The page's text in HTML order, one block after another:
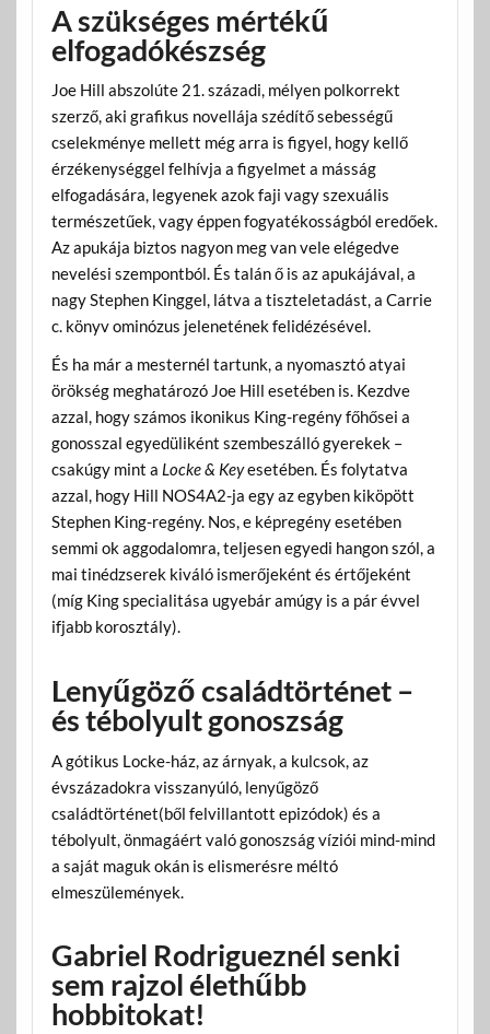
A szükséges mértékű
elfogadókészség
Joe Hill abszolúte 21. századi, mélyen polkorrekt
szerző, aki grafikus novellája szédítő sebességű
cselekménye mellett még arra is figyel, hogy kellő
érzékenységgel felhívja a figyelmet a másság
elfogadására, legyenek azok faji vagy szexuális
természetűek, vagy éppen fogyatékosságból eredőek.
Az apukája biztos nagyon meg van vele elégedve
nevelési szempontból. És talán ő is az apukájával, a
nagy Stephen Kinggel, látva a tiszteletadást, a Carrie
c. könyv ominózus jelenetének felidézésével.
És ha már a mesternél tartunk, a nyomasztó atyai
örökség meghatározó Joe Hill esetében is. Kezdve
azzal, hogy számos ikonikus King-regény főhősei a
gonosszal egyedüliként szembeszálló gyerekek –
csakúgy mint a Locke & Keyesetében. És folytatva
azzal, hogy Hill NOS4A2-ja egy az egyben kiköpött
Stephen King-regény. Nos, e képregény esetében
semmi ok aggodalomra, teljesen egyedi hangon szól, a
mai tinédzserek kiváló ismerőjeként és értőjeként
(míg King specialitása ugyebár amúgy is a pár évvel
ifjabb korosztály).
Lenyűgöző családtörténet –
és tébolyult gonoszság
A gótikus Locke-ház, az árnyak, a kulcsok, az
évszázadokra visszanyúló, lenyűgöző
családtörténet(ből felvillantott epizódok) és a
tébolyult, önmagáért való gonoszság víziói mind-mind
a saját maguk okán is elismerésre méltó
elmeszülemények.
Gabriel Rodrigueznél senki
sem rajzol élethűbb
hobbitokat!